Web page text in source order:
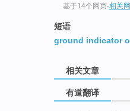
基于14个网页-相关
短语
ground indicator
相关文章
有道翻译